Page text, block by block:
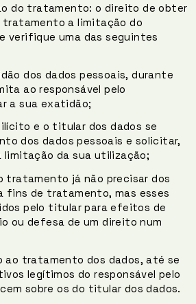
do tratamento: o direito de obter
tratamento a limitação do
verifique uma das seguintes
dos dados pessoais, durante
ao responsável pelo
a sua exatidão;
e o titular dos dados se
dos dados pessoais e solicitar,
da sua utilização;
tratamento já não precisar dos
fins de tratamento, mas esses
pelo titular para efeitos de
ou defesa de um direito num
ao tratamento dos dados, até se
legítimos do responsável pelo
sobre os do titular dos dados.